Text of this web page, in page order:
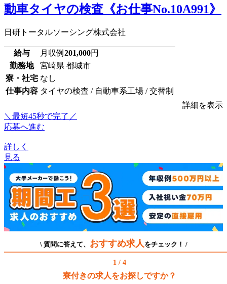
動車タイヤの検査《お仕事No.10A991》
日研トータルソーシング株式会社
給与 月収例 201,000円
勤務地
宮崎県 都城市
寮・社宅 なし
仕事内容 タイヤの検査 / 自動車系工場 / 交替制
詳細を表示
＼最短45秒で完了／
応募へ進む
詳しく
見る
\ 質問に答えて、 おすすめ求人 をチェック！ /
1 / 4
寮付きの求人をお探しですか？